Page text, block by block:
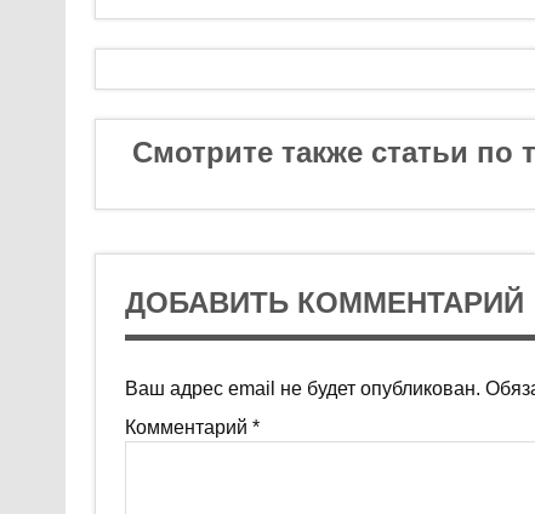
Смотрите также статьи по
ДОБАВИТЬ КОММЕНТАРИЙ
Ваш адрес email не будет опубликован.
Комментарий *